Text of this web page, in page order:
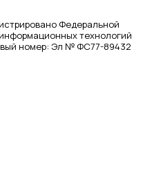
Федеральной
технологий
номер: Эл № ФС77-89432